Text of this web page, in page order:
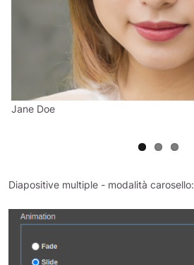
Jane Doe
Diapositive multiple - modalità carosello: